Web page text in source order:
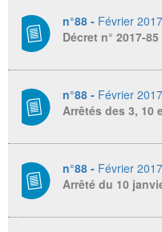
n°88 - Février 2017
Décret n° 2017-
n°88 - Février 2017
Arrêtés des 3, 10
n°88 - Février 2017
Arrêté du 10